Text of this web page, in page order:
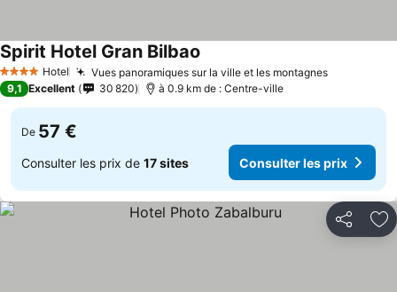
4 Étoiles Hotel Vues panoramiques sur la ville et les montagnesConsulter
Spirit Hotel Gran Bilbao
9,1 Excellent 30 820 à 0.9 km de : Centre-ville
De 57 €
Consulter les prix de 17 sites Consulter les prix
Partager